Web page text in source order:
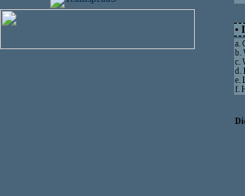
•
a.
b.
c.
d.
e.
f.